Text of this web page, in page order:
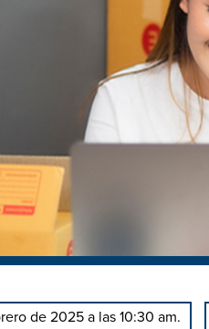
de 2025 a las 10:30 am.